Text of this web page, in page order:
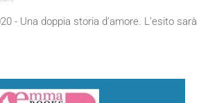
- Una doppia storia d’amore. L’esito sarà